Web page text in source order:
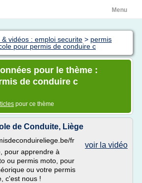
Menu
vidéos : emploi securite > permis
pour permis de conduire c
pour le thème :
de conduire c
pour ce thème
de Conduite, Liège
voir la vidéo
fr
pour apprendre à
ou permis moto, pour
ou votre permis
c'est nous !